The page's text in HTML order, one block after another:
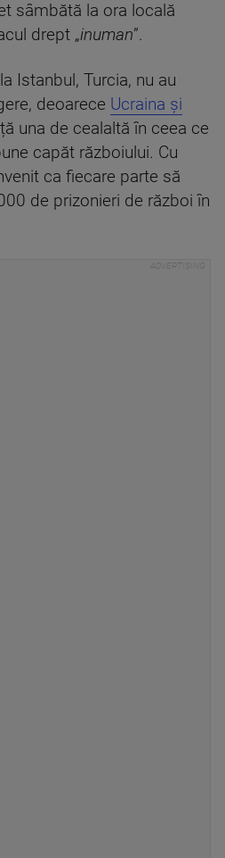
sâmbătă la ora locală
drept „inuman”.
Istanbul, Turcia, nu au
deoarece Ucraina și
una de cealaltă în ceea ce
capăt războiului. Cu
ca fiecare parte să
de prizonieri de război în